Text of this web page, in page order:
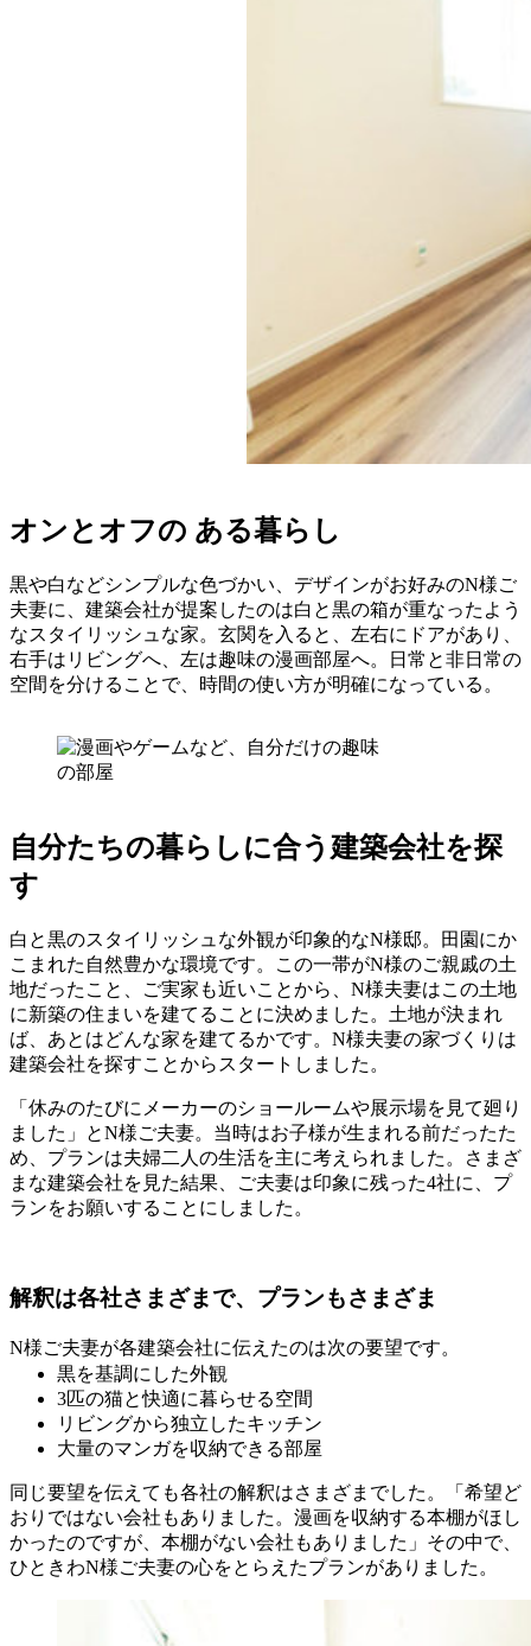
オンとオフの ある暮らし
黒や白などシンプルな色づかい、デザインがお好みのN様ご
夫妻に、建築会社が提案したのは白と黒の箱が重なったよう
なスタイリッシュな家。玄関を入ると、左右にドアがあり、
右手はリビングへ、左は趣味の漫画部屋へ。日常と非日常の
空間を分けることで、時間の使い方が明確になっている。
自分たちの暮らしに合う建築会社を探
す
白と黒のスタイリッシュな外観が印象的なN様邸。田園にか
こまれた自然豊かな環境です。この一帯がN様のご親戚の土
地だったこと、ご実家も近いことから、N様夫妻はこの土地
に新築の住まいを建てることに決めました。土地が決まれ
ば、あとはどんな家を建てるかです。N様夫妻の家づくりは
建築会社を探すことからスタートしました。
「休みのたびにメーカーのショールームや展示場を見て廻り
ました」とN様ご夫妻。当時はお子様が生まれる前だったた
め、プランは夫婦二人の生活を主に考えられました。さまざ
まな建築会社を見た結果、ご夫妻は印象に残った4社に、プ
ランをお願いすることにしました。
解釈は各社さまざまで、プランもさまざま
N様ご夫妻が各建築会社に伝えたのは次の要望です。
黒を基調にした外観
3匹の猫と快適に暮らせる空間
リビングから独立したキッチン
大量のマンガを収納できる部屋
同じ要望を伝えても各社の解釈はさまざまでした。「希望ど
おりではない会社もありました。漫画を収納する本棚がほし
かったのですが、本棚がない会社もありました」その中で、
ひときわN様ご夫妻の心をとらえたプランがありました。